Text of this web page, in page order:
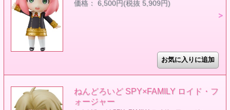
価格： 6,500円(税抜 5,909円)
ねんどろいど SPY×FAMILY ロイド・フ
ォージャー